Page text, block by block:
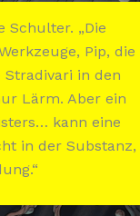
Schulter. „Die
Pip, die
in den
Lärm. Aber ein
kann eine
in der Substanz,